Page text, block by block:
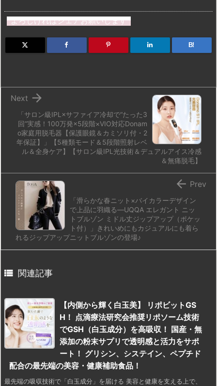
st
o
d
e
s
k
e
a
d
m
bl
r
b
o
ar
n
dr
o
よろしければシェアお願いします
B!
「サロン級IPL×サファイア冷却で“たった3
回”実感！100万発×5段階×VIO対応Donam
o家庭用脱毛器【保護眼鏡＆カミソリ付・2
年保証】」【5種類モード＆5段階照射レベ
ル＆全身ケア】【サロン級IPL光技術＆デュアルアイス冷感
＆無痛脱毛】

Next
「滑らかな春ニット×バイカラーデザイン
で上品に羽織る―UQQA エレガント ニッ
トブルゾン ミドル丈ジップアップ（ポケッ
ト付）」きれいめにもカジュアルにも着ら
れるジップアップニットブルゾンの登場♪
 Prev
 関連記事
【内側から輝く白玉美】 リポビットGS
H！ 点滴療法研究会推奨リポソーム技術
でGSH（白玉成分）を高吸収！ 国産・無
添加の粉末サプリで透明感と活力をサポ
ート！ グリシン、システイン、ペプチド
配合の最先端の美容・健康補助食品！
最先端の吸収技術で「白玉成分」を届ける 美容と健康を支える上で、